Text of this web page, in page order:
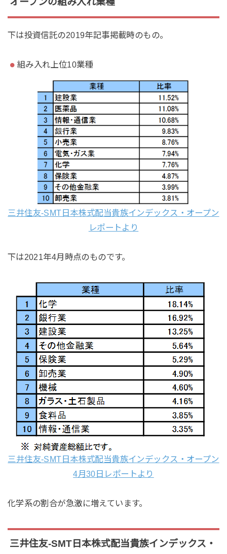
下は投資信託の2019年記事掲載時のもの。
組み入れ上位10業種
三井住友-SMT日本株式配当貴族インデックス・オープン
レポートより
下は2021年4月時点のものです。
三井住友-SMT日本株式配当貴族インデックス・オープン
4月30日レポートより
化学系の割合が急激に増えています。
三井住友-SMT日本株式配当貴族インデックス・